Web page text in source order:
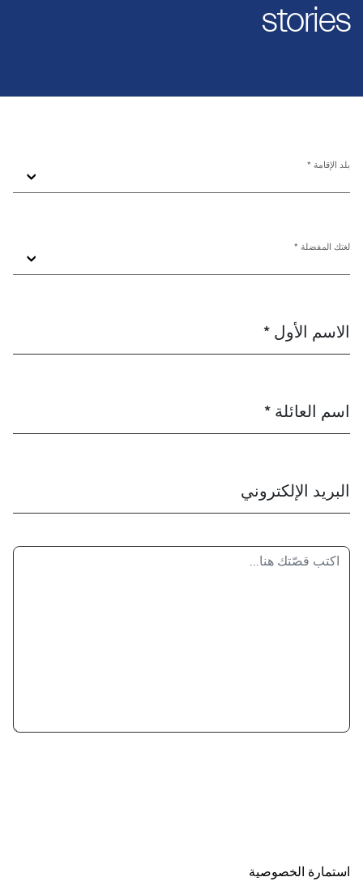
stories
بلد الإقامة *
لغتك المفضلة *
الاسم الأول *
اسم العائلة *
البريد الإلكتروني
استمارة الخصوصية